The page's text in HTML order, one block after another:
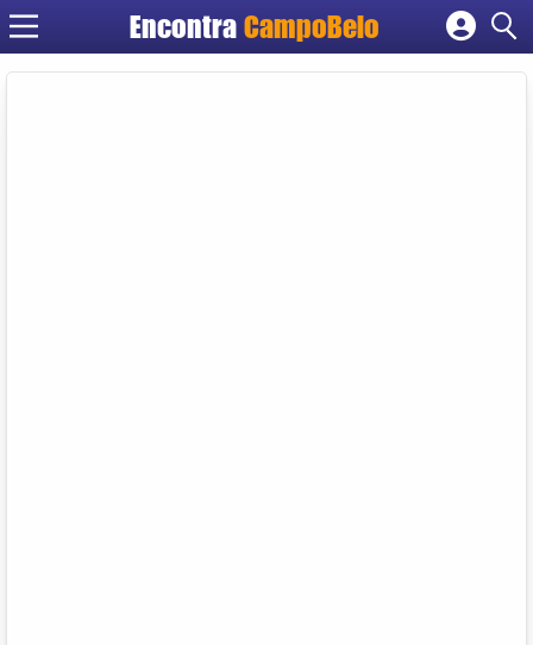
EncontraCampoBelo
Cadastrar empresa